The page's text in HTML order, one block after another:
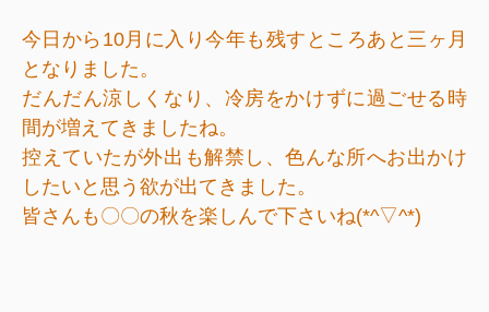
今日から10月に入り今年も残すところあと三ヶ月
となりました。
だんだん涼しくなり、冷房をかけずに過ごせる時
間が増えてきましたね。
控えていたが外出も解禁し、色んな所へお出かけ
したいと思う欲が出てきました。
皆さんも〇〇の秋を楽しんで下さいね(*^▽^*)